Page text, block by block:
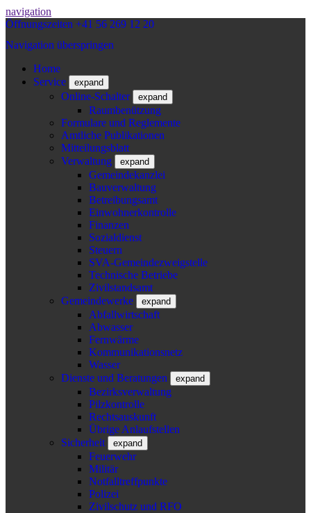
navigation
Öffnungszeiten +41 56 269 12 20
Navigation überspringen
Home
Service
expand
Online-Schalter expand
Raumbenützung
Formulare und Reglemente
Amtliche Publikationen
Mitteilungsblatt
Verwaltung
expand
Gemeindekanzlei
Bauverwaltung
Betreibungsamt
Einwohnerkontrolle
Finanzen
Sozialdienst
Steuern
SVA-Gemeindezweigstelle
Technische Betriebe
Zivilstandsamt
Gemeindewerke
expand
Abfallwirtschaft
Abwasser
Fernwärme
Kommunikationsnetz
Wasser
Dienste und Beratungen
expand
Bezirksverwaltung
Pilzkontrolle
Rechtsauskunft
Übrige Anlaufstellen
Sicherheit
expand
Feuerwehr
Militär
Notfalltreffpunkte
Polizei
Zivilschutz und RFO